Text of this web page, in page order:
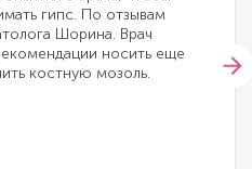
гипс. По отзывам
Шорина. Врач
носить еще
костную мозоль.